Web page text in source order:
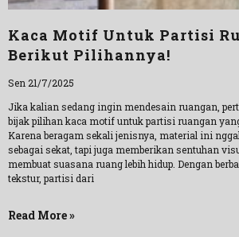
Kaca Motif Untuk Partisi
Berikut Pilihannya!
Sen 21/7/2025
Jika kalian sedang ingin mendesain ruangan,
bijak pilihan kaca motif untuk partisi ruangan
Karena beragam sekali jenisnya, material ini
sebagai sekat, tapi juga memberikan sentuhan
membuat suasana ruang lebih hidup. Dengan
tekstur, partisi dari
Read More »